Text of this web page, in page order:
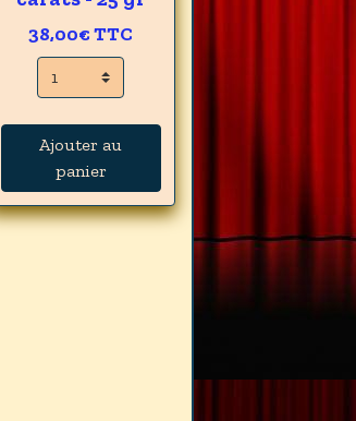
38,00€TTC
Ajouter au
panier